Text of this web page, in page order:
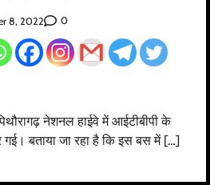
8, 2022 0
नेशनल हाईवे में आईटीबीपी के
गई। बताया जा रहा है कि इस बस में […]